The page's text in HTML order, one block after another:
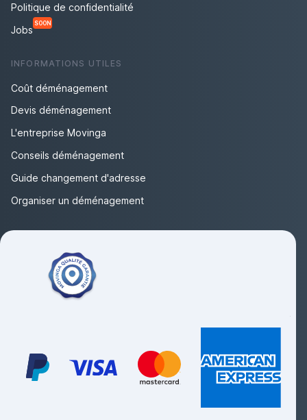
Politique de confidentialité
Jobs
SOON
INFORMATIONS UTILES
Coût déménagement
Devis déménagement
L'entreprise Movinga
Conseils déménagement
Guide changement d'adresse
Organiser un déménagement